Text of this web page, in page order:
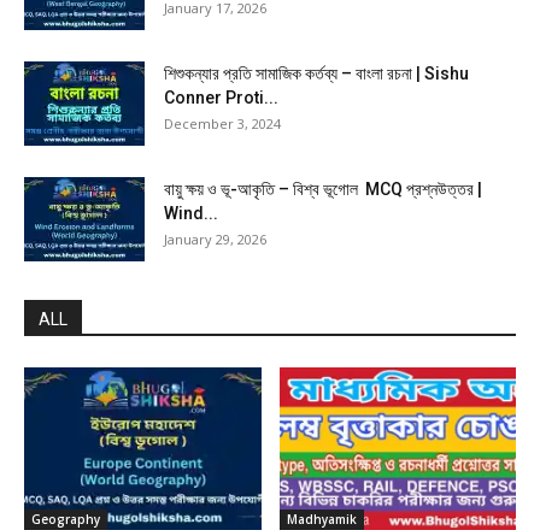
January 17, 2026
শিশুকন্যার প্রতি সামাজিক কর্তব্য – বাংলা রচনা | Sishu
Conner Proti...
December 3, 2024
বায়ু ক্ষয় ও ভূ-আকৃতি – বিশ্ব ভূগোল MCQ প্রশ্নউত্তর |
Wind...
January 29, 2026
ALL
Geography Madhyamik